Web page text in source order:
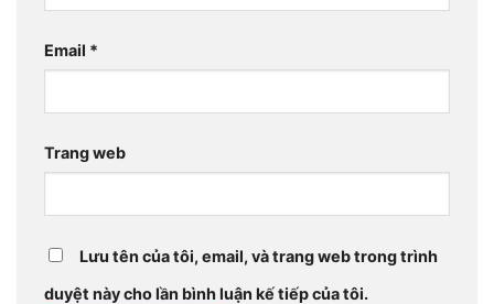
Email *
Trang web
Lưu tên của tôi, email, và trang web trong trình
duyệt này cho lần bình luận kế tiếp của tôi.